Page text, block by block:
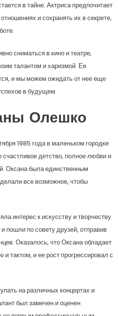
в тайне. Актриса предпочитает
и сохранять их в секрете,
сниматься в кино и театре,
талантом и харизмой. Ее
и мы можем ожидать от нее еще
в будущем.
Олешко
1985 года в маленьком городке
детство, полное любви и
Оксана была единственным
все возможное, чтобы
интерес к искусству и творчеству.
пошли по совету друзей, отправив
Оказалось, что Оксана обладает
тактом, и ее рост прогрессировал с
на различных концертах и
был замечен и оценен